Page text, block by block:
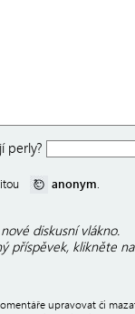
perly?
anonym.
diskusní vlákno.
příspěvek, klikněte
upravovat či